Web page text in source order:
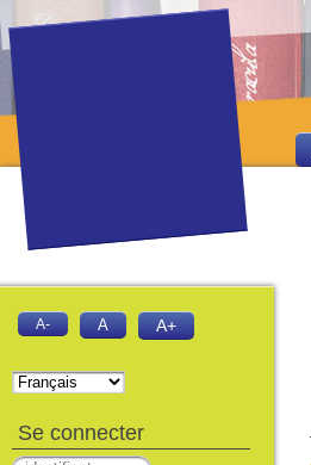
A- A A+
Se connecter